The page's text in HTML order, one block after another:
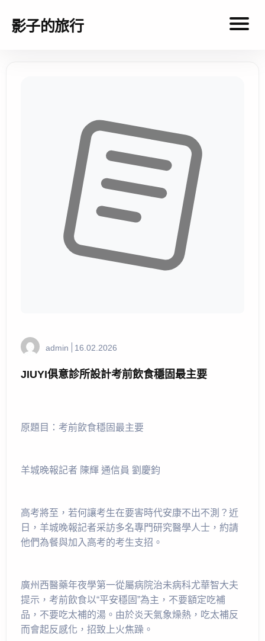
影子的旅行
admin 16.02.2026
JIUYI俱意診所設計考前飲食穩固最主要
原題目：考前飲食穩固最主要
羊城晚報記者 陳輝 通信員 劉慶鈞
高考將至，若何讓考生在要害時代安康不出不測？近
日，羊城晚報記者采訪多名專門研究醫學人士，約請
他們為餐與加入高考的考生支招。
廣州西醫藥年夜學第一從屬病院治未病科尤華智大夫
提示，考前飲食以“平安穩固”為主，不要額定吃補
品，不要吃太補的湯。由於炎天氣象燥熱，吃太補反
而會起反感化，招致上火焦躁。